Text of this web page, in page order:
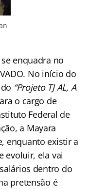
enquadra no
No início do
“Projeto TJ AL, A
o cargo de
Federal de
a Mayara
enquanto existir a
evoluir, ela vai
dentro do
pretensão é